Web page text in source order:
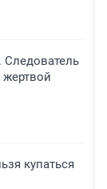
жертвой
купаться